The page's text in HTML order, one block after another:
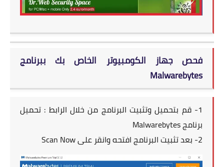
فحص جهاز الكومبيوتر الخاص بك ببرنامج
Malwarebytes
1- قم بتحميل وتثبيت البرنامج من خلال الرابط :
تحميل
برنامج Malwarebytes
2- بعد تثبيت البرنامج افتحه وانقر على Scan Now